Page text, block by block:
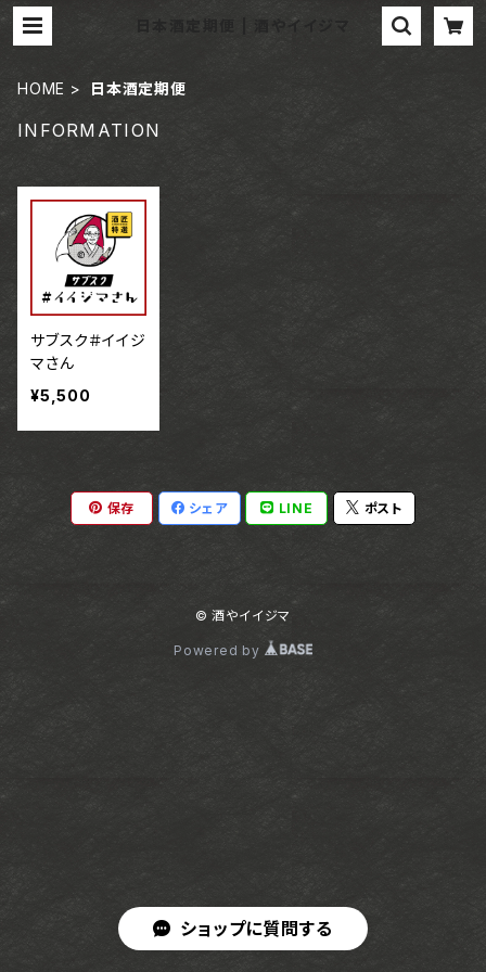
日本酒定期便 | 酒やイイジマ
HOME 日本酒定期便
INFORMATION
サブスク＃イイジ
マさん
¥5,500
保存 シェア LINE ポスト
© 酒やイイジマ
Powered by
ショップに質問する